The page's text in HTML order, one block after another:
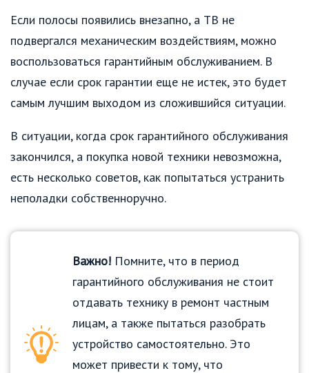
Если полосы появились внезапно, а ТВ не
подвергался механическим воздействиям, можно
воспользоваться гарантийным обслуживанием. В
случае если срок гарантии еще не истек, это будет
самым лучшим выходом из сложившийся ситуации.
В ситуации, когда срок гарантийного обслуживания
закончился, а покупка новой техники невозможна,
есть несколько советов, как попытаться устранить
неполадки собственноручно.
Важно! Помните, что в период
гарантийного обслуживания не стоит
отдавать технику в ремонт частным
лицам, а также пытаться разобрать
устройство самостоятельно. Это
может привести к тому, что